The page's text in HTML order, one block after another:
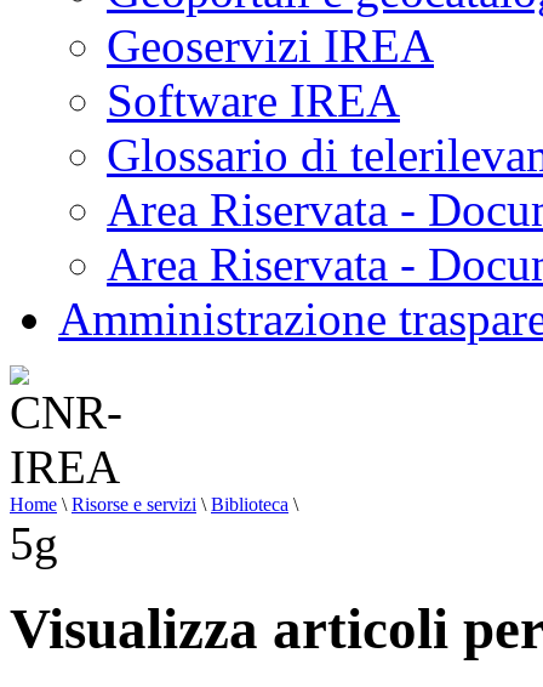
Geoservizi IREA
Software IREA
Glossario di
Area Riservata -
Area Riservata -
Amministrazione
Home \ Risorse e servizi \ Biblioteca \
5g
Visualizza articoli